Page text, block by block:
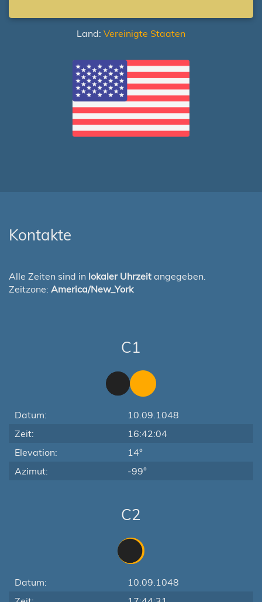
Land: Vereinigte Staaten
Kontakte
Alle Zeiten sind in lokaler Uhrzeit angegeben.
Zeitzone: America/New_York
C1
Datum:
10.09.1048
Zeit:
16:42:04
Elevation:
14°
Azimut:
-99°
C2
Datum:
10.09.1048